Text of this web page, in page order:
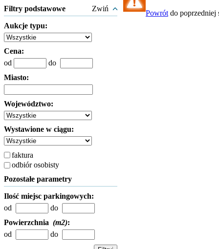
Filtry podstawowe Zwiń
Aukcje typu:
Cena:
od
do
Miasto:
Województwo:
Wystawione w ciągu:
faktura
odbiór osobisty
Pozostałe parametry
Ilość miejsc parkingowych:
od
do
Powierzchnia (m2):
od
do
Powrót do poprzedniej